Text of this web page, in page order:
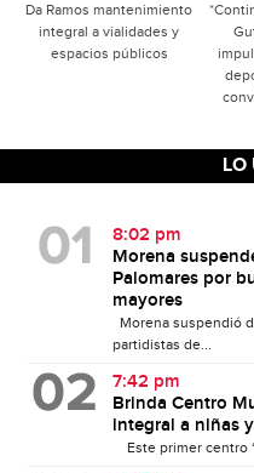
Da Ramos mantenimiento
integral a vialidades y
espacios públicos
LO
8:02 pm
Morena
Palomares por
mayores
Morena suspendió
partidistas de...
7:42 pm
Brinda Centro
integral a niñas
Este primer centro